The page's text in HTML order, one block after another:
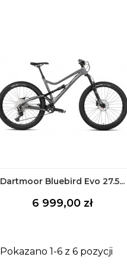
Dartmoor Bluebird Evo 27.5...
Cena
6 999,00 zł
Pokazano 1-6 z 6 pozycji